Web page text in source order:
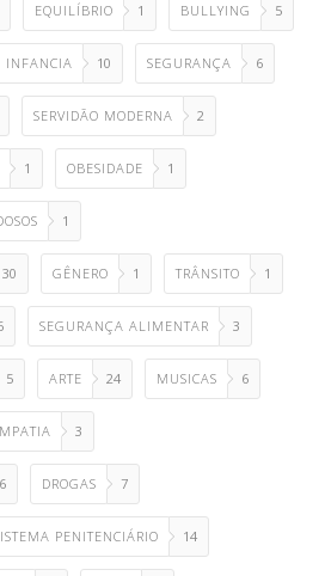
EQUILÍBRIO 1 BULLYING 5
INFANCIA 10 SEGURANÇA 6
SERVIDÃO MODERNA 2
1 OBESIDADE 1
1
30 GÊNERO 1 TRÂNSITO 1
SEGURANÇA ALIMENTAR 3
5 ARTE 24 MUSICAS 6
3
DROGAS 7
PENITENCIÁRIO 14